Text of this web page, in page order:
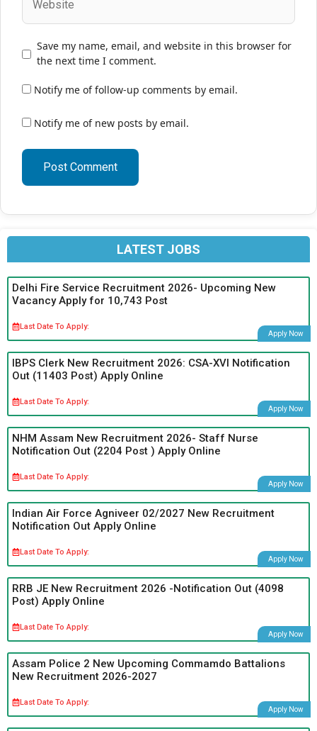
Save my name, email, and website in this browser for
the next time I comment.
Notify me of follow-up comments by email.
Notify me of new posts by email.
LATEST JOBS
Delhi Fire Service Recruitment 2026- Upcoming New
Vacancy Apply for 10,743 Post
Last Date To Apply:
Apply Now
IBPS Clerk New Recruitment 2026: CSA-XVI Notification
Out (11403 Post) Apply Online
Last Date To Apply:
Apply Now
NHM Assam New Recruitment 2026- Staff Nurse
Notification Out (2204 Post ) Apply Online
Last Date To Apply:
Apply Now
Indian Air Force Agniveer 02/2027 New Recruitment
Notification Out Apply Online
Last Date To Apply:
Apply Now
RRB JE New Recruitment 2026 -Notification Out (4098
Post) Apply Online
Last Date To Apply:
Apply Now
Assam Police 2 New Upcoming Commamdo Battalions
New Recruitment 2026-2027
Last Date To Apply:
Apply Now